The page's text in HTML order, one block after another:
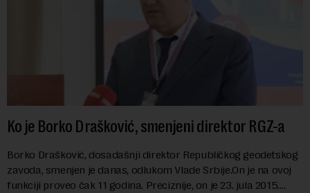
Ko je Borko Drašković, smenjeni direktor RGZ-a
Borko Drašković, dosadašnji direktor Republičkog geodetskog
zavoda, smenjen je danas, odlukom Vlade Srbije.On je na ovoj
funkciji proveo čak 11 godina. Preciznije, on je 23. jula 2015.